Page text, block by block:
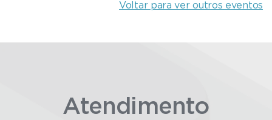
Voltar para ver outros eventos
Atendimento